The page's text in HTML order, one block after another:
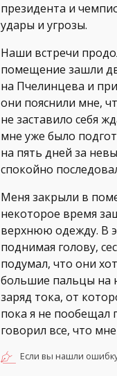
президента и
удары и угрозы.
Наши встречи
помещение зашли
на Пчелинцева и
они пояснили мне,
не заставило себя
мне уже было
на пять дней за
спокойно
Меня закрыли в
некоторое время
верхнюю одежду. В
поднимая голову,
подумал, что они
большие пальцы на
заряд тока, от
пока я не пообещал
говорил все, что
Если вы нашли